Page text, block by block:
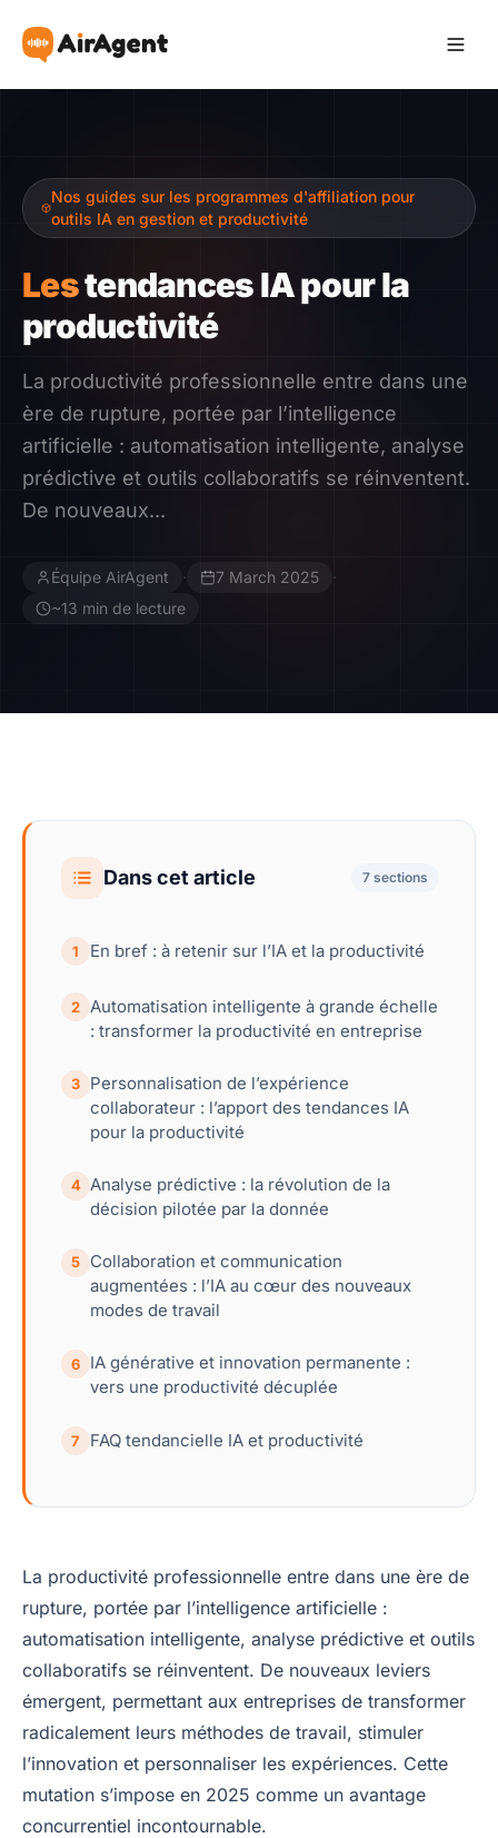
Recommander
Gagner
Ressources
Témoignages
Guide
Nos guides sur les programmes d'affiliation pour
outils IA en gestion et productivité
Lestendances IA pour la
productivité
La productivité professionnelle entre dans une
ère de rupture, portée par l’intelligence
artificielle : automatisation intelligente, analyse
prédictive et outils collaboratifs se réinventent.
De nouveaux...
Équipe AirAgent · 7 March 2025
·
~13 min de lecture
Dans cet article 7 sections
1 En bref : à retenir sur l’IA et la productivité
2
Automatisation intelligente à grande échelle
: transformer la productivité en entreprise
3
Personnalisation de l’expérience
collaborateur : l’apport des tendances IA
pour la productivité
4 Analyse prédictive : la révolution de la
décision pilotée par la donnée
5
Collaboration et communication
augmentées : l’IA au cœur des nouveaux
modes de travail
6
IA générative et innovation permanente :
vers une productivité décuplée
7 FAQ tendancielle IA et productivité
La productivité professionnelle entre dans une ère de
rupture, portée par l’intelligence artificielle :
automatisation intelligente, analyse prédictive et outils
collaboratifs se réinventent. De nouveaux leviers
émergent, permettant aux entreprises de transformer
radicalement leurs méthodes de travail, stimuler
l’innovation et personnaliser les expériences. Cette
mutation s’impose en 2025 comme un avantage
concurrentiel incontournable.